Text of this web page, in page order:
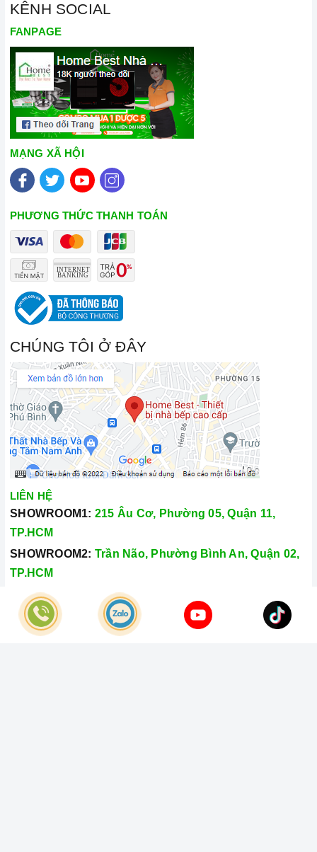
KÊNH SOCIAL
FANPAGE
MẠNG XÃ HỘI
PHƯƠNG THỨC THANH TOÁN
CHÚNG TÔI Ở ĐÂY
LIÊN HỆ
SHOWROOM1: 215 Âu Cơ, Phường 05, Quận 11,
TP.HCM
SHOWROOM2: Trần Não, Phường Bình An, Quận 02,
TP.HCM
Hotline:
028.66.79.8989
Khiếu nại: 0933.800.899